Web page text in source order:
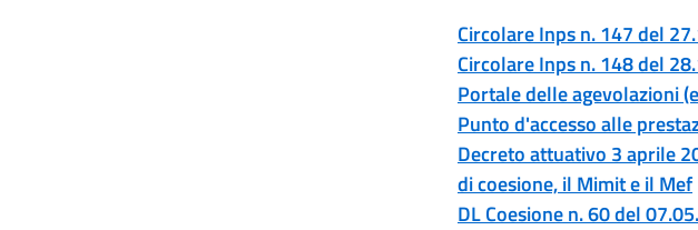
Circolare Inps n. 147 del
Circolare Inps n. 148 del
Portale delle agevolazioni
Punto d'accesso alle
Decreto attuativo 3 aprile
di coesione, il Mimit e il Mef
DL Coesione n. 60 del